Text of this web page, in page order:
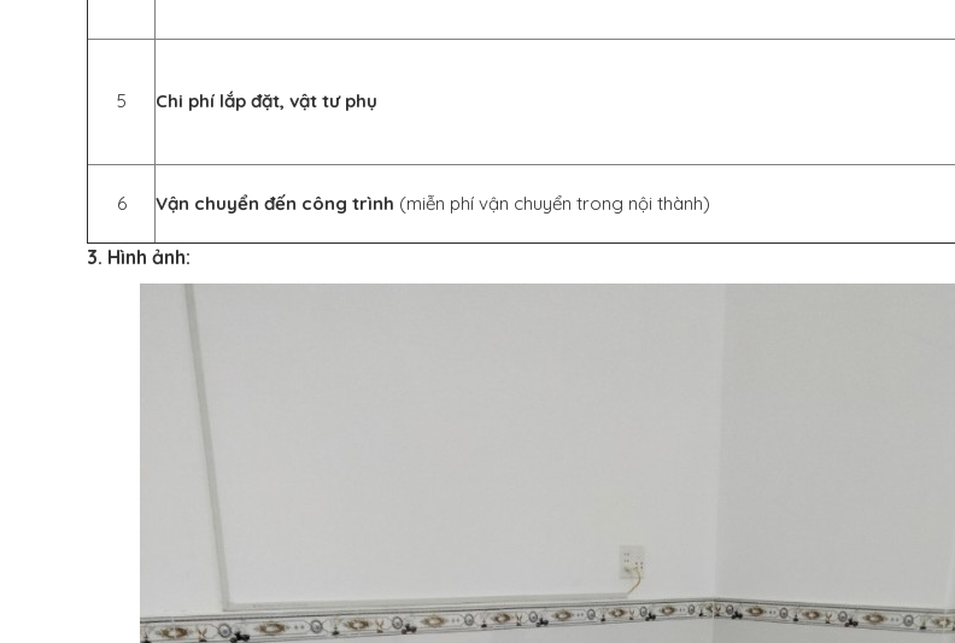
5 Chi phí lắp đặt, vật tư phụ
6 Vận chuyển đến công trình (miễn phí vận chuyển trong nội thành)
3. Hình ảnh: